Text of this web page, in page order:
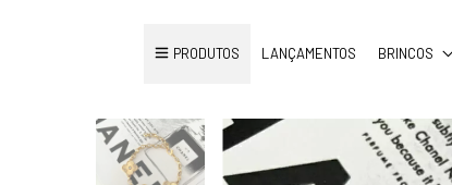
PRODUTOS LANÇAMENTOS BRINCOS